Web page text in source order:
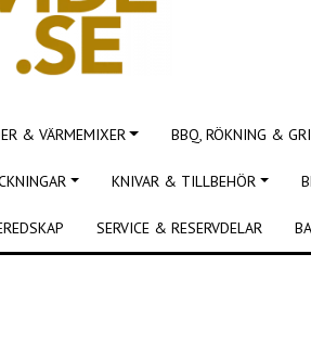
& VÄRMEMIXER BBQ, RÖKNING &
KNIVAR & TILLBEHÖR
SERVICE & RESERVDELAR